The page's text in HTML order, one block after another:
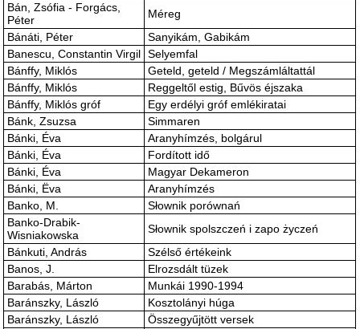
Bán, Zsófia - Forgács,
Péter
Méreg
Bánáti, Péter
Sanyikám, Gabikám
Banescu, Constantin Virgil Selyemfal
Bánffy, Miklós
Geteld, geteld / Megszámláltattál
Bánffy, Miklós
Reggeltől estig, Bűvös éjszaka
Bánffy, Miklós gróf
Egy erdélyi gróf emlékiratai
Bánk, Zsuzsa
Simmaren
Bánki, Éva
Aranyhímzés, bolgárul
Bánki, Éva
Fordított idő
Bánki, Éva
Magyar Dekameron
Bánki, Ëva
Aranyhímzés
Banko, M.
Słownik porównań
Banko-Drabik-
Wisniakowska
Słownik spolszczeń i zapo życzeń
Bánkuti, András
Szélső értékeink
Banos, J.
Elrozsdált tüzek
Barabás, Márton
Munkái 1990-1994
Baránszky, László
Kosztolányi húga
Baránszky, László
Összegyűjtött versek